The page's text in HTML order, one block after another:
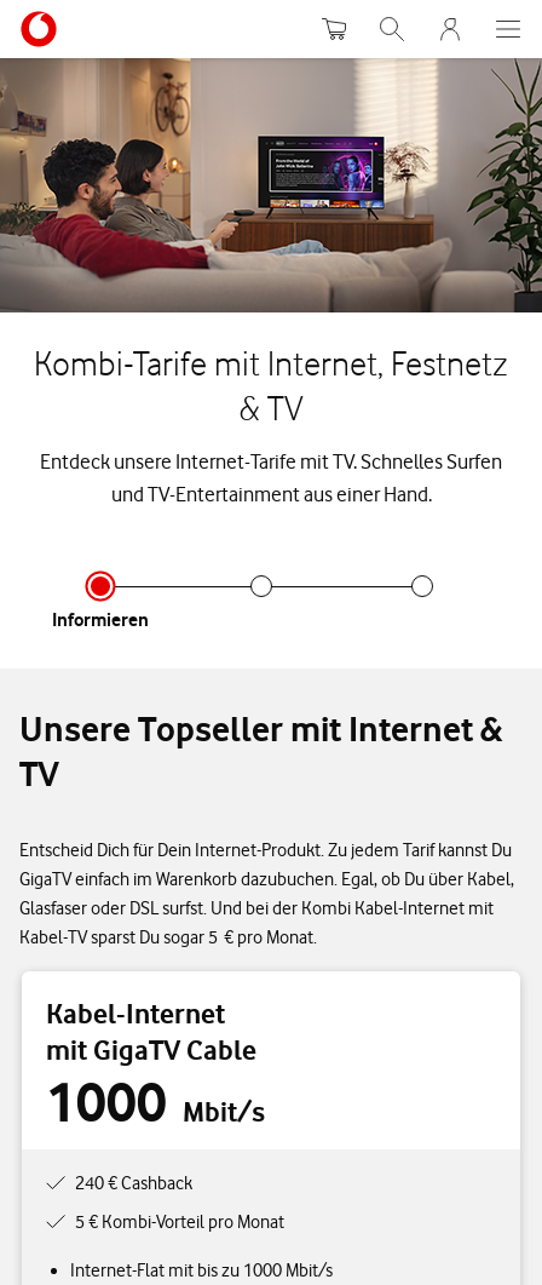
WarenkorbSuche MeinVodafone
Kombi-Tarife mit Internet, Festnetz
& TV
Entdeck unsere Internet-Tarife mit TV. Schnelles Surfen
und TV-Entertainment aus einer Hand.
Infor­mieren
Unsere Topseller mit Internet &
TV
Entscheid Dich für Dein Internet-Produkt. Zu jedem Tarif kannst Du
GigaTV einfach im Warenkorb dazubuchen. Egal, ob Du über Kabel,
Glasfaser oder DSL surfst. Und bei der Kombi Kabel-Internet mit
Kabel-TV sparst Du sogar 5 € pro Monat.
Kabel-Internet
mit GigaTV Cable
1000 Mbit/s
240 € Cashback
5 € Kombi-Vorteil pro Monat
Internet-Flat mit bis zu 1000 Mbit/s